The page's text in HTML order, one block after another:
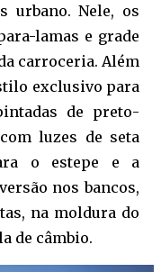
urbano. Nele, os
lamas e grade
carroceria. Além
exclusivo para
de preto-
luzes de seta
o estepe e a
nos bancos,
na moldura do
de câmbio.